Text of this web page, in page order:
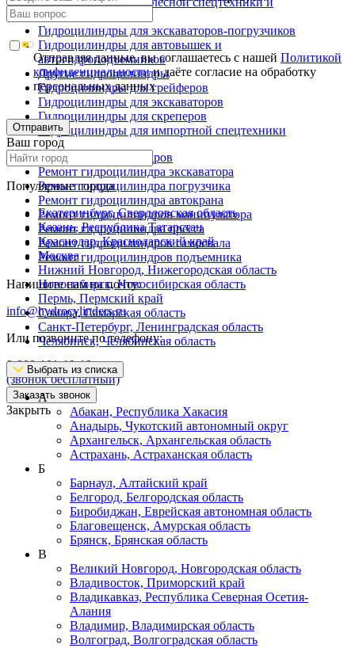
металловозов
Гидроцилиндры для экскаваторов-погрузчиков
Гидроцилиндры для автовышек и
автогидроподъемников
Другие гидроцилиндры
Гидроцилиндры для грейферов
Гидроцилиндры для экскаваторов
Гидроцилиндры для скреперов
Гидроцилиндры для импортной спецтехники
Ремонт гидроцилиндров
Ремонт гидроцилиндра экскаватора
Ремонт гидроцилиндра погрузчика
Ремонт гидроцилиндра автокрана
Ремонт гидроцилиндров манипулятора
Ремонт гидроцилиндра пресса
Ремонт гидроцилиндров самосвала
Ремонт гидроцилиндров подъемника
Напишите нам на почту:
info@hydrocylinders.ru
Или позвоните по телефону:
8-800-101-19-19
(звонок бесплатный)
Заказать звонок
Закрыть
Отправляя данные, вы соглашаетесь с нашейПолитикой
конфиденциальностии даёте согласие на обработку
персональных данных
Отправить
Ваш город
Популярные города
Екатеринбург, Свердловская область
Казань, Республика Татарстан
Краснодар, Краснодарский край
Москва
Нижний Новгород, Нижегородская область
Новосибирск, Новосибирская область
Пермь, Пермский край
Самара, Самарская область
Санкт-Петербург, Ленинградская область
Челябинск, Челябинская область
Выбрать из списка
А
Абакан, Республика Хакасия
Анадырь, Чукотский автономный округ
Архангельск, Архангельская область
Астрахань, Астраханская область
Б
Барнаул, Алтайский край
Белгород, Белгородская область
Биробиджан, Еврейская автономная область
Благовещенск, Амурская область
Брянск, Брянская область
В
Великий Новгород, Новгородская область
Владивосток, Приморский край
Владикавказ, Республика Северная Осетия-
Алания
Владимир, Владимирская область
Волгоград, Волгоградская область